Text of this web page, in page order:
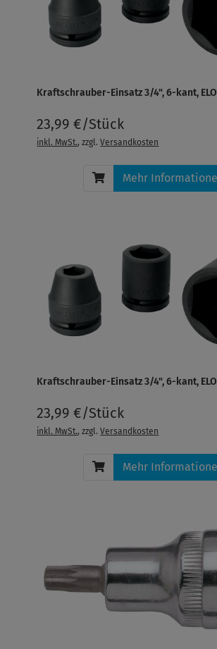
Kraftschrauber-Einsatz 3/4", 6-kant,
23,99 €/Stück
inkl. MwSt., zzgl.Versandkosten
Mehr
Kraftschrauber-Einsatz 3/4", 6-kant,
23,99 €/Stück
inkl. MwSt., zzgl.Versandkosten
Mehr